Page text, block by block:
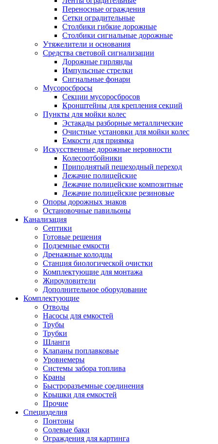
Переносные ограждения
Сетки оградительные
Столбики гибкие дорожные
Столбики сигнальные дорожные
Утяжелители и основания
Средства световой сигнализации
Дорожные гирлянды
Импульсные стрелки
Сигнальные фонари
Мусоросбросы
Секции мусоросбросов
Кронштейны для крепления секций
Пункты для мойки колес
Эстакады разборные металлические
Очистные установки для мойки колес
Емкости для приямка
Искусственные дорожные неровности
Колесоотбойники
Приподнятый пешеходный переход
Лежачие полицейские
Лежачие полицейские композитные
Лежачие полицейские резиновые
Опоры дорожных знаков
Остановочные павильоны
Канализация
Септики
Готовые решения
Подземные емкости
Дренажные колодцы
Станция биологической очистки
Комплектующие для монтажа
Жироуловители
Дополнительное оборудование
Комплектующие
Отводы
Насосы для емкостей
Трубы
Трубки
Шланги
Клапаны поплавковые
Уровнемеры
Системы забора топлива
Краны
Быстроразъемные соединения
Крышки для емкостей
Прочие
Специзделия
Понтоны
Солевые баки
Ограждения для картинга